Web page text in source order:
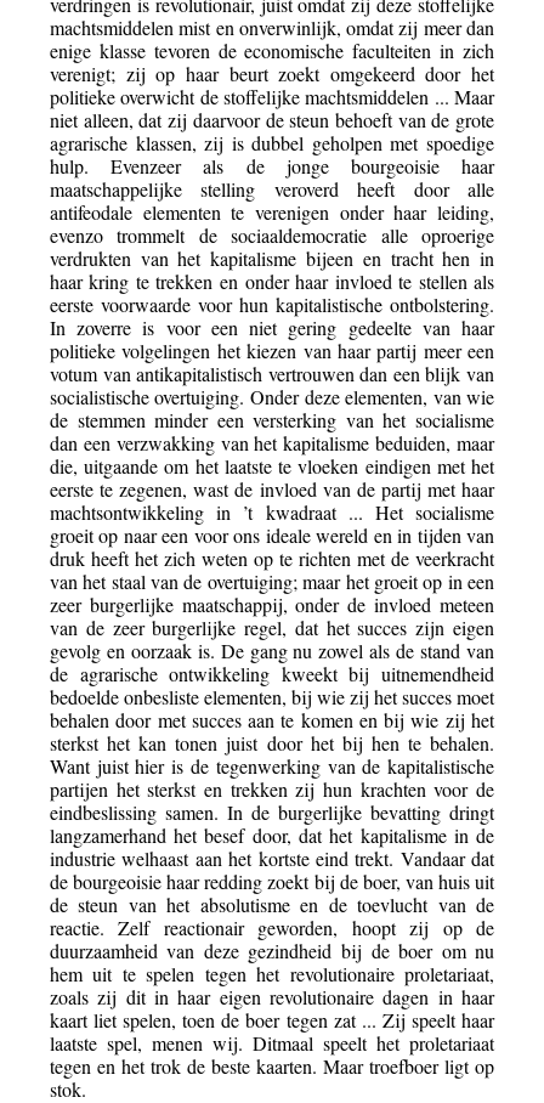
machtsmiddelen mist en onverwinlijk, omdat zij meer dan
enige klasse tevoren de economische faculteiten in zich
verenigt; zij op haar beurt zoekt omgekeerd door het
politieke overwicht de stoffelijke machtsmiddelen ... Maar
niet alleen, dat zij daarvoor de steun behoeft van de grote
agrarische klassen, zij is dubbel geholpen met spoedige
hulp. Evenzeer als de jonge bourgeoisie haar
maatschappelijke stelling veroverd heeft door alle
antifeodale elementen te verenigen onder haar leiding,
evenzo trommelt de sociaaldemocratie alle oproerige
verdrukten van het kapitalisme bijeen en tracht hen in
haar kring te trekken en onder haar invloed te stellen als
eerste voorwaarde voor hun kapitalistische ontbolstering.
In zoverre is voor een niet gering gedeelte van haar
politieke volgelingen het kiezen van haar partij meer een
votum van antikapitalistisch vertrouwen dan een blijk van
socialistische overtuiging. Onder deze elementen, van wie
de stemmen minder een versterking van het socialisme
dan een verzwakking van het kapitalisme beduiden, maar
die, uitgaande om het laatste te vloeken eindigen met het
eerste te zegenen, wast de invloed van de partij met haar
machtsontwikkeling in ’t kwadraat ... Het socialisme
groeit op naar een voor ons ideale wereld en in tijden van
druk heeft het zich weten op te richten met de veerkracht
van het staal van de overtuiging; maar het groeit op in een
zeer burgerlijke maatschappij, onder de invloed meteen
van de zeer burgerlijke regel, dat het succes zijn eigen
gevolg en oorzaak is. De gang nu zowel als de stand van
de agrarische ontwikkeling kweekt bij uitnemendheid
bedoelde onbesliste elementen, bij wie zij het succes moet
behalen door met succes aan te komen en bij wie zij het
sterkst het kan tonen juist door het bij hen te behalen.
Want juist hier is de tegenwerking van de kapitalistische
partijen het sterkst en trekken zij hun krachten voor de
eindbeslissing samen. In de burgerlijke bevatting dringt
langzamerhand het besef door, dat het kapitalisme in de
industrie welhaast aan het kortste eind trekt. Vandaar dat
de bourgeoisie haar redding zoekt bij de boer, van huis uit
de steun van het absolutisme en de toevlucht van de
reactie. Zelf reactionair geworden, hoopt zij op de
duurzaamheid van deze gezindheid bij de boer om nu
hem uit te spelen tegen het revolutionaire proletariaat,
zoals zij dit in haar eigen revolutionaire dagen in haar
kaart liet spelen, toen de boer tegen zat ... Zij speelt haar
laatste spel, menen wij. Ditmaal speelt het proletariaat
tegen en het trok de beste kaarten. Maar troefboer ligt op
stok.